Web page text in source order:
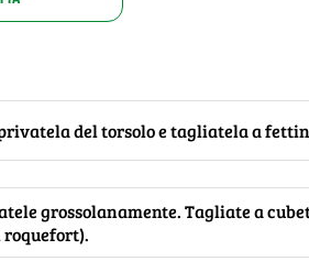
del torsolo e tagliatela a
grossolanamente. Tagliate a
roquefort).